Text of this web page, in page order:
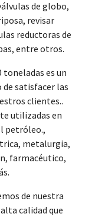
de globo,
revisar
reductoras de
entre otros.
toneladas es un
satisfacer las
clientes..
utilizadas en
petróleo.,
metalurgia,
farmacéutico,
de nuestra
calidad que